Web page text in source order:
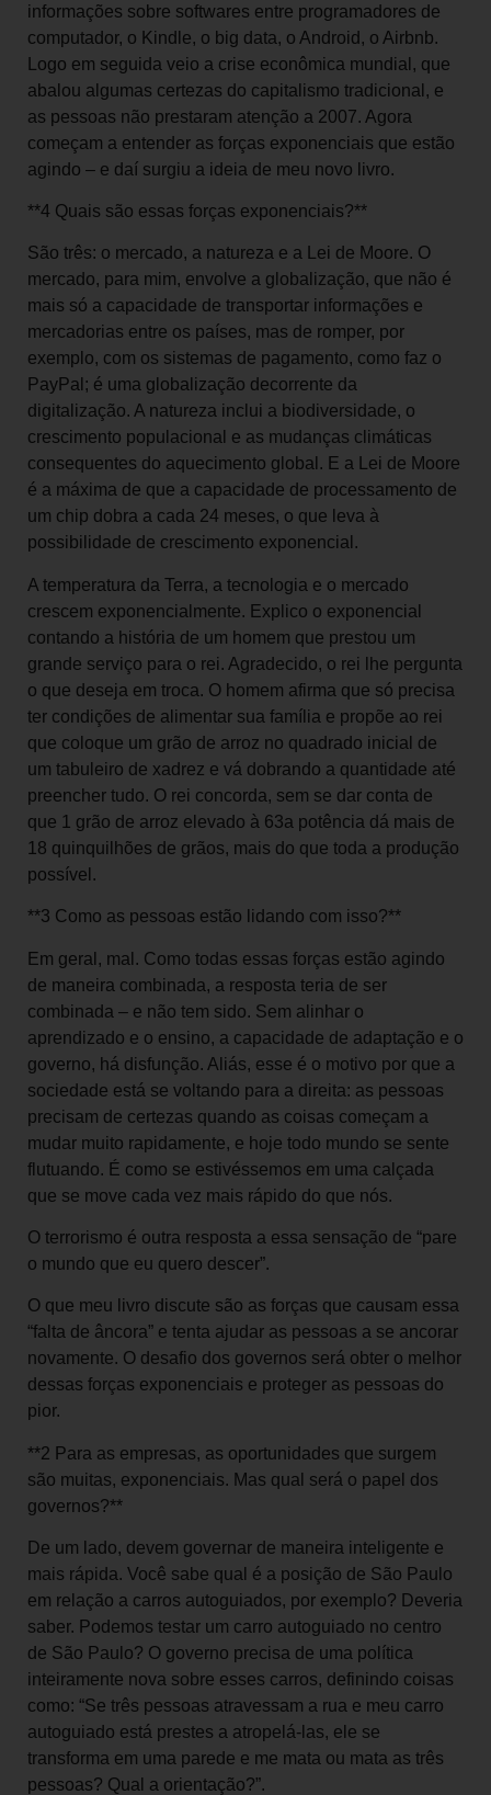
informações sobre softwares entre programadores de
computador, o Kindle, o big data, o Android, o Airbnb.
Logo em seguida veio a crise econômica mundial, que
abalou algumas certezas do capitalismo tradicional, e
as pessoas não prestaram atenção a 2007. Agora
começam a entender as forças exponenciais que estão
agindo – e daí surgiu a ideia de meu novo livro.
**4 Quais são essas forças exponenciais?**
São três: o mercado, a natureza e a Lei de Moore. O
mercado, para mim, envolve a globalização, que não é
mais só a capacidade de transportar informações e
mercadorias entre os países, mas de romper, por
exemplo, com os sistemas de pagamento, como faz o
PayPal; é uma globalização decorrente da
digitalização. A natureza inclui a biodiversidade, o
crescimento populacional e as mudanças climáticas
consequentes do aquecimento global. E a Lei de Moore
é a máxima de que a capacidade de processamento de
um chip dobra a cada 24 meses, o que leva à
possibilidade de crescimento exponencial.
A temperatura da Terra, a tecnologia e o mercado
crescem exponencialmente. Explico o exponencial
contando a história de um homem que prestou um
grande serviço para o rei. Agradecido, o rei lhe pergunta
o que deseja em troca. O homem afirma que só precisa
ter condições de alimentar sua família e propõe ao rei
que coloque um grão de arroz no quadrado inicial de
um tabuleiro de xadrez e vá dobrando a quantidade até
preencher tudo. O rei concorda, sem se dar conta de
que 1 grão de arroz elevado à 63a potência dá mais de
18 quinquilhões de grãos, mais do que toda a produção
possível.
**3 Como as pessoas estão lidando com isso?**
Em geral, mal. Como todas essas forças estão agindo
de maneira combinada, a resposta teria de ser
combinada – e não tem sido. Sem alinhar o
aprendizado e o ensino, a capacidade de adaptação e o
governo, há disfunção. Aliás, esse é o motivo por que a
sociedade está se voltando para a direita: as pessoas
precisam de certezas quando as coisas começam a
mudar muito rapidamente, e hoje todo mundo se sente
flutuando. É como se estivéssemos em uma calçada
que se move cada vez mais rápido do que nós.
O terrorismo é outra resposta a essa sensação de “pare
o mundo que eu quero descer”.
O que meu livro discute são as forças que causam essa
“falta de âncora” e tenta ajudar as pessoas a se ancorar
novamente. O desafio dos governos será obter o melhor
dessas forças exponenciais e proteger as pessoas do
pior.
**2 Para as empresas, as oportunidades que surgem
são muitas, exponenciais. Mas qual será o papel dos
governos?**
De um lado, devem governar de maneira inteligente e
mais rápida. Você sabe qual é a posição de São Paulo
em relação a carros autoguiados, por exemplo? Deveria
saber. Podemos testar um carro autoguiado no centro
de São Paulo? O governo precisa de uma política
inteiramente nova sobre esses carros, definindo coisas
como: “Se três pessoas atravessam a rua e meu carro
autoguiado está prestes a atropelá-las, ele se
transforma em uma parede e me mata ou mata as três
pessoas? Qual a orientação?”.